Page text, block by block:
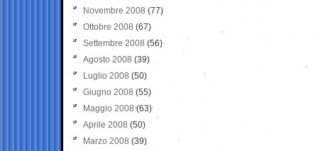
Novembre 2008 (77)
Ottobre 2008 (67)
Settembre 2008 (56)
Agosto 2008 (39)
Luglio 2008 (50)
Giugno 2008 (55)
Maggio 2008(63)
Aprile 2008 (50)
Marzo 2008 (39)